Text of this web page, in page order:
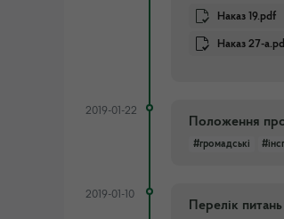
Наказ 19.pdf
Наказ 27-
2019-01-22
Положення
#громадські
2019-01-10
Перелік